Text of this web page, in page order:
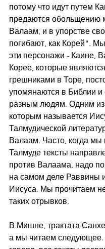
потому что идут путем
предаются обольщению
Валаам, и в упорстве
погибают, как Корей".
эти персонажи - Каине,
Корее, которые
грешниками в Торе,
упомянаются в Библии и
разным людям. Одним
которым называется
Талмудической
Валаам. Часто, когда мы
Талмуде тексты
против Валаама, надо
на самом деле Раввины
Иисуса. Мы прочитаем
таких отрывков.
В Мишне, трактата
а мы читаем следующее.